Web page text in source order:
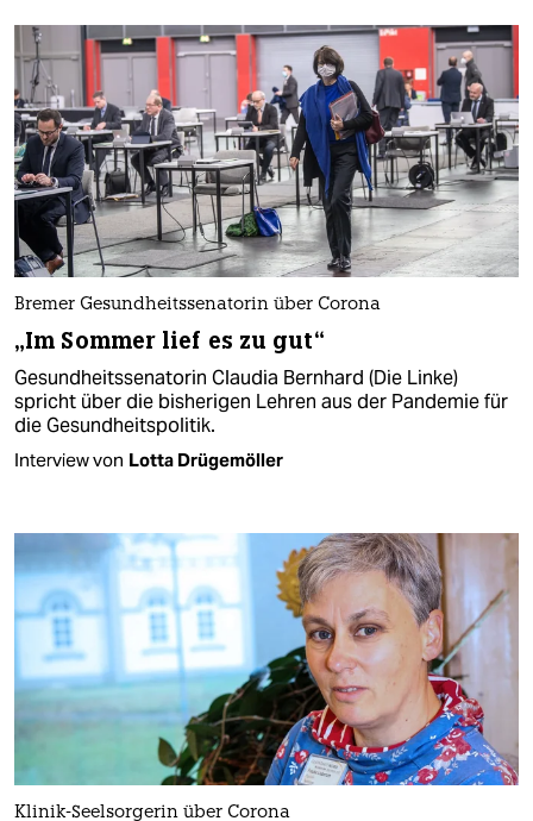
Bremer Gesundheitssenatorin über Corona
„Im Sommer lief es zu gut“
Gesundheitssenatorin Claudia Bernhard (Die Linke)
spricht über die bisherigen Lehren aus der Pandemie für
die Gesundheitspolitik.
Interview von Lotta Drügemöller
Klinik-Seelsorgerin über Corona